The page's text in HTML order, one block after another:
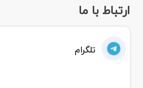
ارتباط با ما
تلگرام